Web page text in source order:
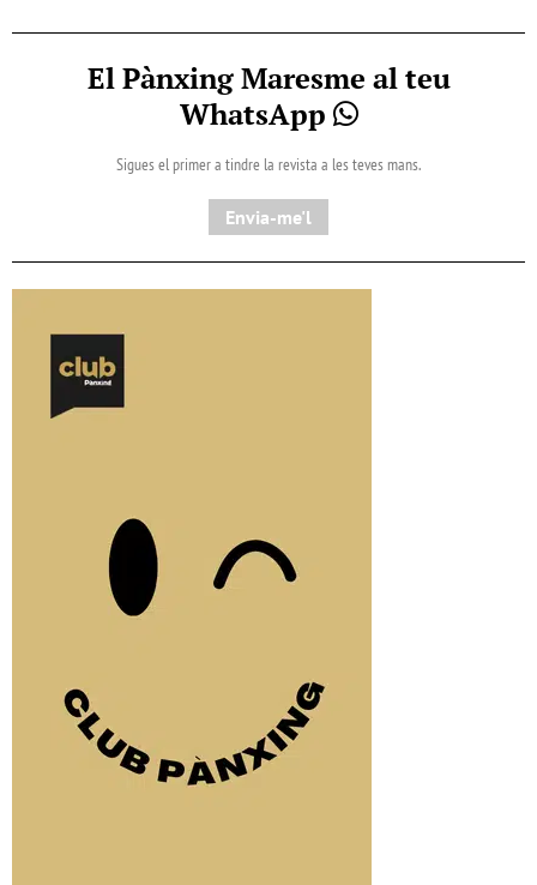
El Pànxing Maresme al teu
WhatsApp
Sigues el primer a tindre la revista a les teves mans.
Envia-me'l